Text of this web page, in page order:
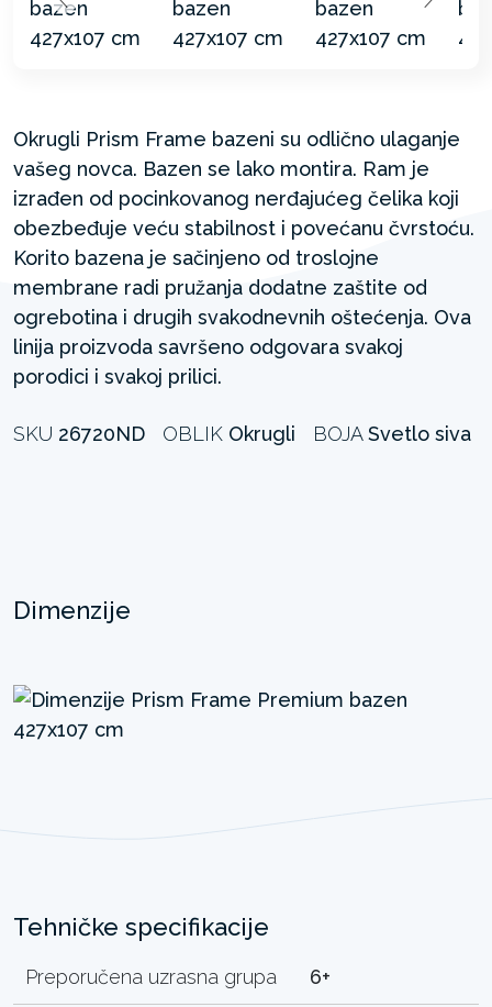
Okrugli Prism Frame bazeni su odlično ulaganje
vašeg novca. Bazen se lako montira. Ram je
izrađen od pocinkovanog nerđajućeg čelika koji
obezbeđuje veću stabilnost i povećanu čvrstoću.
Korito bazena je sačinjeno od troslojne
membrane radi pružanja dodatne zaštite od
ogrebotina i drugih svakodnevnih oštećenja. Ova
linija proizvoda savršeno odgovara svakoj
porodici i svakoj prilici.
SKU 26720ND OBLIK Okrugli BOJASvetlo siva
Dimenzije
Tehničke specifikacije
Preporučena uzrasna grupa 6+